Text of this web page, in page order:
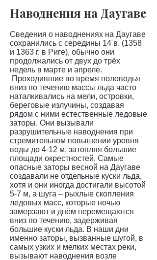
Наводнения на Даугаве
Сведения о наводнениях на Даугаве
сохранились с середины 14 в. (1358
и 1363 г. в Риге), обычно они
продолжались от двух до трёх
недель в марте и апреле.
Проходившие во время половодья
вниз по течению массы льда часто
наталкивались на мели, островки,
береговые излучины, создавая
рядом с ними естественные ледовые
заторы. Они вызывали
разрушительные наводнения при
стремительном повышении уровня
воды до 4-12 м, затопляя большие
площади окрестностей. Самые
опасные заторы весной на Даугаве
создавали не отдельные куски льда,
хотя и они иногда достигали высотой
5-7 м, а шуга – рыхлые скопления
ледовых масс, которые ночью
замерзают и днём перемещаются
вниз по течению, задерживая
большие куски льда. В наши дни
именно заторы, вызванные шугой, в
самых узких и мелких местах реки,
вызывают наводнения возле